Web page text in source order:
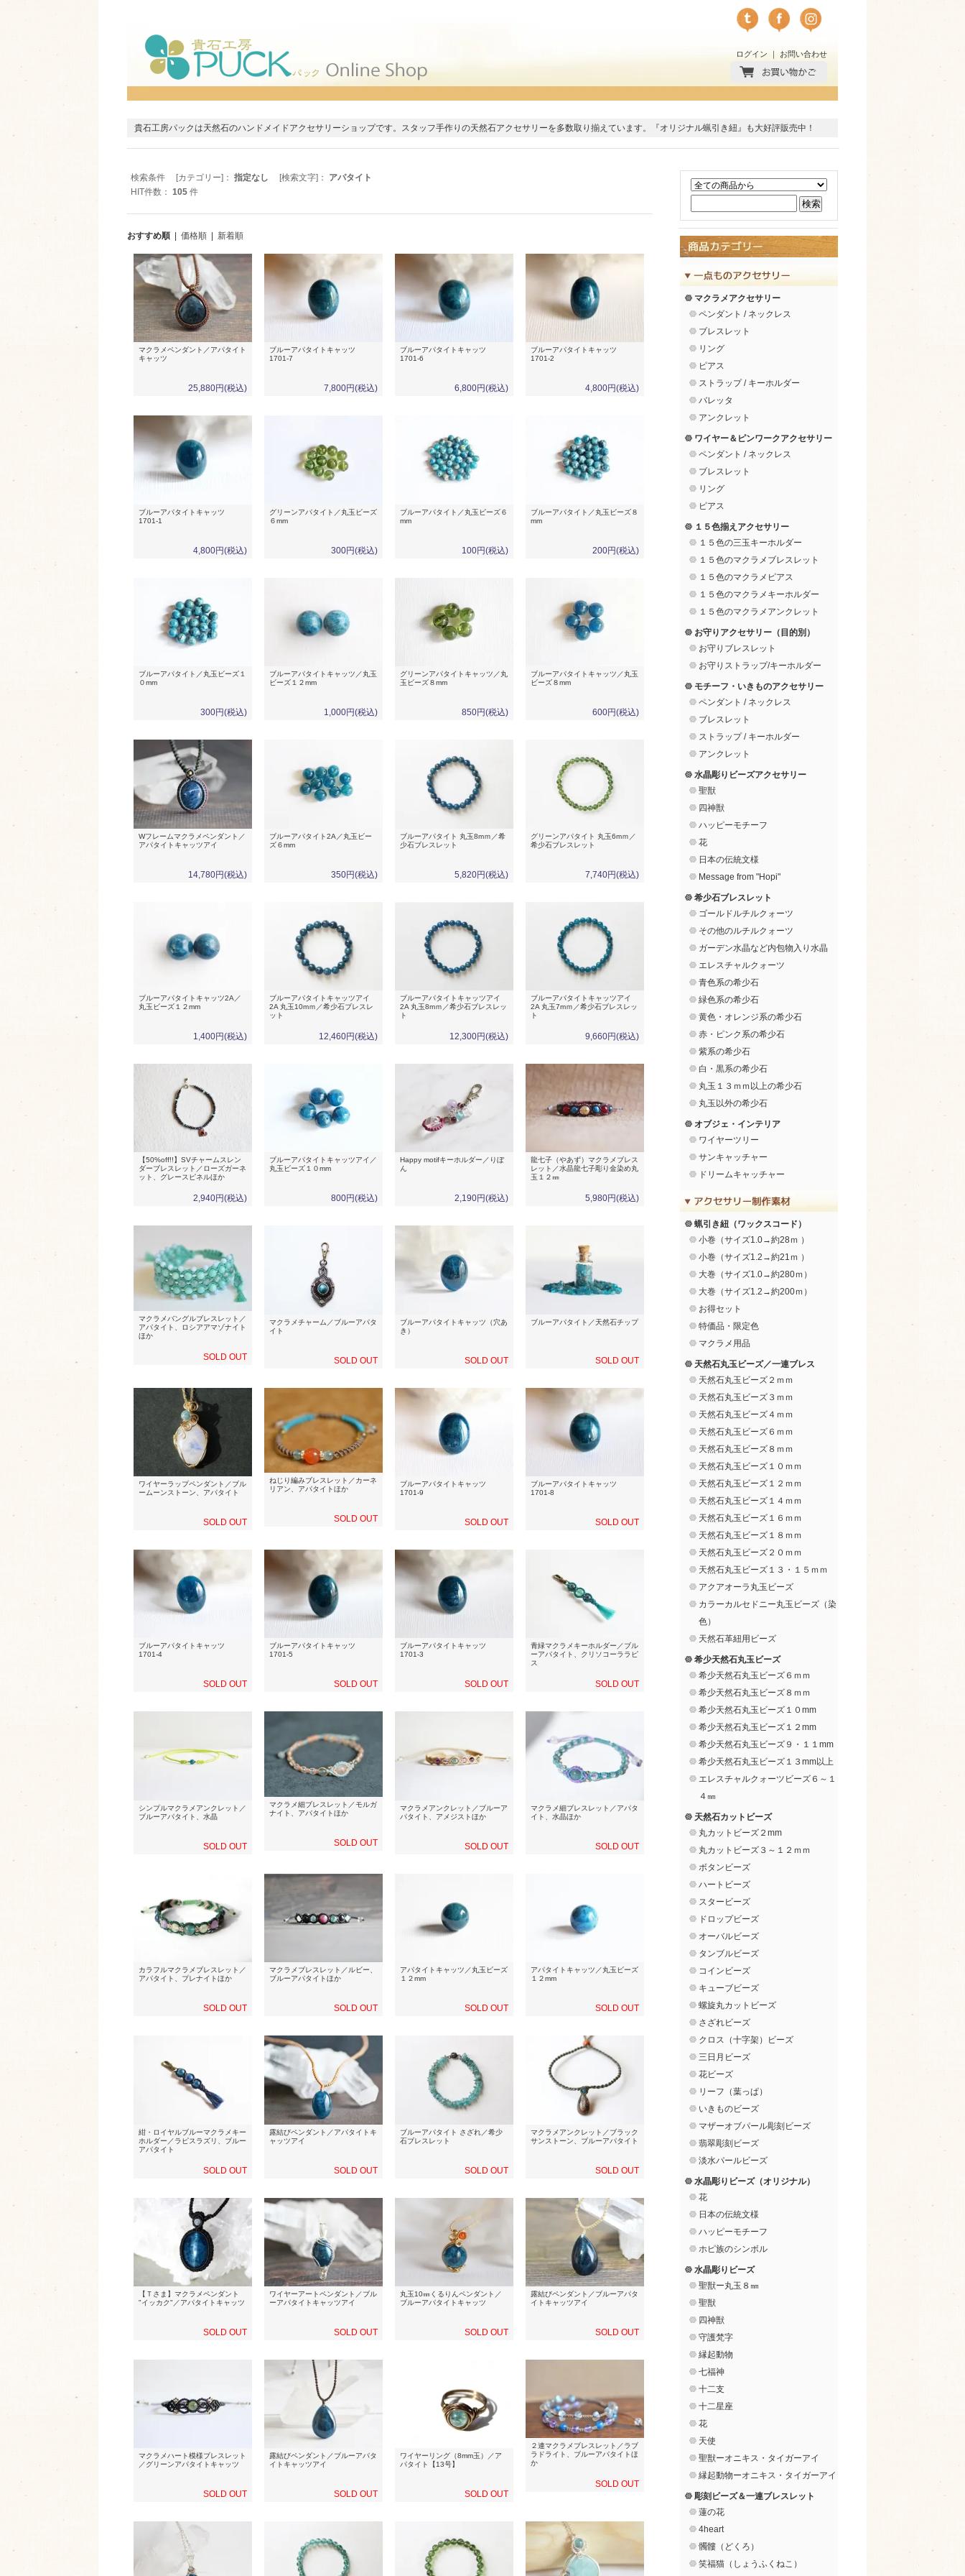
ログイン ｜ お問い合わせ
貴石工房パックは天然石のハンドメイドアクセサリーショップです。スタッフ手作りの天然石アクセサリーを多数取り揃えています。 『オリジナル蝋引き紐』 も大好評販売中！
検索条件 [カテゴリー]： 指定なし [検索文字]： アパタイト
HIT件数： 105 件
おすすめ順 価格順 新着順
マクラメペンダント／アパタイト
キャッツ
25,880円(税込)
ブルーアパタイトキャッツ
1701-7
7,800円(税込)
ブルーアパタイトキャッツ
1701-6
6,800円(税込)
ブルーアパタイトキャッツ
1701-2
4,800円(税込)
ブルーアパタイトキャッツ
1701-1
4,800円(税込)
グリーンアパタイト／丸玉ビーズ
６mm
300円(税込)
ブルーアパタイト／丸玉ビーズ６
mm
100円(税込)
ブルーアパタイト／丸玉ビーズ８
mm
200円(税込)
ブルーアパタイト／丸玉ビーズ１
０mm
300円(税込)
ブルーアパタイトキャッツ／丸玉
ビーズ１２mm
1,000円(税込)
グリーンアパタイトキャッツ／丸
玉ビーズ８mm
850円(税込)
ブルーアパタイトキャッツ／丸玉
ビーズ８mm
600円(税込)
Wフレームマクラメペンダント／
アパタイトキャッツアイ
14,780円(税込)
ブルーアパタイト2A／丸玉ビー
ズ６mm
350円(税込)
ブルーアパタイト 丸玉8mｍ／希
少石ブレスレット
5,820円(税込)
グリーンアパタイト 丸玉6mｍ／
希少石ブレスレット
7,740円(税込)
ブルーアパタイトキャッツ2A／
丸玉ビーズ１２mm
1,400円(税込)
ブルーアパタイトキャッツアイ
2A 丸玉10mｍ／希少石ブレスレ
ット
12,460円(税込)
ブルーアパタイトキャッツアイ
2A 丸玉8mｍ／希少石ブレスレッ
ト
12,300円(税込)
ブルーアパタイトキャッツアイ
2A 丸玉7mｍ／希少石ブレスレッ
ト
9,660円(税込)
【50%off!!】SVチャームスレン
ダーブレスレット／ローズガーネ
ット、グレースピネルほか
2,940円(税込)
ブルーアパタイトキャッツアイ／
丸玉ビーズ１０mm
800円(税込)
Happy motifキーホルダー／りぼ
ん
2,190円(税込)
龍七子（やあず）マクラメブレス
レット／水晶龍七子彫り金染め丸
玉１２㎜
5,980円(税込)
マクラメバングルブレスレット／
アパタイト、ロシアアマゾナイト
ほか
SOLD OUT
マクラメチャーム／ブルーアパタ
イト
SOLD OUT
ブルーアパタイトキャッツ（穴あ
き）
SOLD OUT
ブルーアパタイト／天然石チップ
SOLD OUT
ワイヤーラップペンダント／ブル
ームーンストーン、アパタイト
SOLD OUT
ねじり編みブレスレット／カーネ
リアン、アパタイトほか
SOLD OUT
ブルーアパタイトキャッツ
1701-9
SOLD OUT
ブルーアパタイトキャッツ
1701-8
SOLD OUT
ブルーアパタイトキャッツ
1701-4
SOLD OUT
ブルーアパタイトキャッツ
1701-5
SOLD OUT
ブルーアパタイトキャッツ
1701-3
SOLD OUT
青緑マクラメキーホルダー／ブル
ーアパタイト、クリソコーララピ
ス
SOLD OUT
シンプルマクラメアンクレット／
ブルーアパタイト、水晶
SOLD OUT
マクラメ細ブレスレット／モルガ
ナイト、アパタイトほか
SOLD OUT
マクラメアンクレット／ブルーア
パタイト、アメジストほか
SOLD OUT
マクラメ細ブレスレット／アパタ
イト、水晶ほか
SOLD OUT
カラフルマクラメブレスレット／
アパタイト、プレナイトほか
SOLD OUT
マクラメブレスレット／ルビー、
ブルーアパタイトほか
SOLD OUT
アパタイトキャッツ／丸玉ビーズ
１２mm
SOLD OUT
アパタイトキャッツ／丸玉ビーズ
１２mm
SOLD OUT
紺・ロイヤルブルーマクラメキー
ホルダー／ラピスラズリ、ブルー
アパタイト
SOLD OUT
露結びペンダント／アパタイトキ
ャッツアイ
SOLD OUT
ブルーアパタイト さざれ／希少
石ブレスレット
SOLD OUT
マクラメアンクレット／ブラック
サンストーン、ブルーアパタイト
SOLD OUT
【Ｔさま】マクラメペンダント
"イッカク"／アパタイトキャッツ
SOLD OUT
ワイヤーアートペンダント／ブル
ーアパタイトキャッツアイ
SOLD OUT
丸玉10㎜くるりんペンダント／
ブルーアパタイトキャッツ
SOLD OUT
露結びペンダント／ブルーアパタ
イトキャッツアイ
SOLD OUT
マクラメハート模様ブレスレット
／グリーンアパタイトキャッツ
SOLD OUT
露結びペンダント／ブルーアパタ
イトキャッツアイ
SOLD OUT
ワイヤーリング（8mm玉）／ア
パタイト【13号】
SOLD OUT
２連マクラメブレスレット／ラブ
ラドライト、ブルーアパタイトほ
か
SOLD OUT
マクラメアクセサリー
ペンダント / ネックレス
ブレスレット
リング
ピアス
ストラップ / キーホルダー
バレッタ
アンクレット
ワイヤー＆ピンワークアクセサリー
ペンダント / ネックレス
ブレスレット
リング
ピアス
１５色揃えアクセサリー
１５色の三玉キーホルダー
１５色のマクラメブレスレット
１５色のマクラメピアス
１５色のマクラメキーホルダー
１５色のマクラメアンクレット
お守りアクセサリー（目的別）
お守りブレスレット
お守りストラップ/キーホルダー
モチーフ・いきものアクセサリー
ペンダント / ネックレス
ブレスレット
ストラップ / キーホルダー
アンクレット
水晶彫りビーズアクセサリー
聖獣
四神獣
ハッピーモチーフ
花
日本の伝統文様
Message from "Hopi"
希少石ブレスレット
ゴールドルチルクォーツ
その他のルチルクォーツ
ガーデン水晶など内包物入り水晶
エレスチャルクォーツ
青色系の希少石
緑色系の希少石
黄色・オレンジ系の希少石
赤・ピンク系の希少石
紫系の希少石
白・黒系の希少石
丸玉１３ｍｍ以上の希少石
丸玉以外の希少石
オブジェ・インテリア
ワイヤーツリー
サンキャッチャー
ドリームキャッチャー
蝋引き紐（ワックスコード）
小巻（サイズ1.0→約28ｍ ）
小巻（サイズ1.2→約21ｍ ）
大巻（サイズ1.0→約280ｍ）
大巻（サイズ1.2→約200ｍ）
お得セット
特価品・限定色
マクラメ用品
天然石丸玉ビーズ／一連ブレス
天然石丸玉ビーズ２ｍｍ
天然石丸玉ビーズ３ｍｍ
天然石丸玉ビーズ４ｍｍ
天然石丸玉ビーズ６ｍｍ
天然石丸玉ビーズ８ｍｍ
天然石丸玉ビーズ１０ｍｍ
天然石丸玉ビーズ１２ｍｍ
天然石丸玉ビーズ１４ｍｍ
天然石丸玉ビーズ１６ｍｍ
天然石丸玉ビーズ１８ｍｍ
天然石丸玉ビーズ２０ｍｍ
天然石丸玉ビーズ１３・１５ｍｍ
アクアオーラ丸玉ビーズ
カラーカルセドニー丸玉ビーズ（染
色）
天然石革紐用ビーズ
希少天然石丸玉ビーズ
希少天然石丸玉ビーズ６ｍｍ
希少天然石丸玉ビーズ８ｍｍ
希少天然石丸玉ビーズ１０mm
希少天然石丸玉ビーズ１２mm
希少天然石丸玉ビーズ９・１１mm
希少天然石丸玉ビーズ１３mm以上
エレスチャルクォーツビーズ６～１
４㎜
天然石カットビーズ
丸カットビーズ２mm
丸カットビーズ３～１２ｍｍ
ボタンビーズ
ハートビーズ
スタービーズ
ドロップビーズ
オーバルビーズ
タンブルビーズ
コインビーズ
キューブビーズ
螺旋丸カットビーズ
さざれビーズ
クロス（十字架）ビーズ
三日月ビーズ
花ビーズ
リーフ（葉っぱ）
いきものビーズ
マザーオブパール彫刻ビーズ
翡翠彫刻ビーズ
淡水パールビーズ
水晶彫りビーズ（オリジナル）
花
日本の伝統文様
ハッピーモチーフ
ホピ族のシンボル
水晶彫りビーズ
聖獣ー丸玉８㎜
聖獣
四神獣
守護梵字
縁起動物
七福神
十二支
十二星座
花
天使
聖獣ーオニキス・タイガーアイ
縁起動物ーオニキス・タイガーアイ
彫刻ビーズ＆一連ブレスレット
蓮の花
4heart
髑髏（どくろ）
笑福猫（しょうふくねこ）